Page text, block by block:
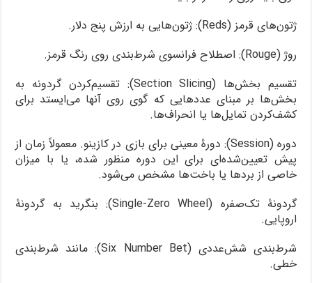
ژتون‌های قرمز (Reds): ژتون‌هایی به ارزش پنج دلار.
روژ (Rouge): اصطلاح فرانسوی شرط‌بندی روی رنگ قرمز.
تقسیم بخش‌ها (Section Slicing): تقسیم‌کردن گردونه به
بخش‌ها بر مبنای عددهایی که گوی روی آنها می‌ایستد برای
کشف‌کردن تمایل‌ها یا انحراف‌ها.
دوره (Session): دورۀ معینی برای بازی در کازینو. معمولاً زمان از
پیش تعیین‌شده‌ای برای این دوره منظور شده، یا با میزان
خاصی از بردها یا باخت‌ها مشخص می‌شود.
گردونۀ تک‌صفره (Single-Zero Wheel): بنگرید به گردونۀ
اروپایی.
شرط‌بندی شش‌عددی (Six Number Bet): مانند شرط‌بندی
خطی.